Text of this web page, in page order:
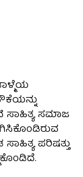
ಸಾಹಿತ್ಯ ಸಮಾಜ
ಪರಿಷತ್ತು